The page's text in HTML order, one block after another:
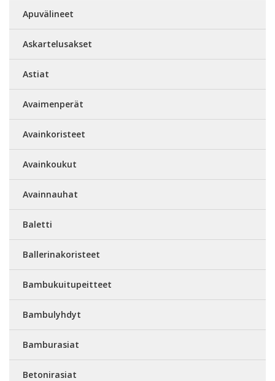
Apuvälineet
Askartelusakset
Astiat
Avaimenperät
Avainkoristeet
Avainkoukut
Avainnauhat
Baletti
Ballerinakoristeet
Bambukuitupeitteet
Bambulyhdyt
Bamburasiat
Betonirasiat